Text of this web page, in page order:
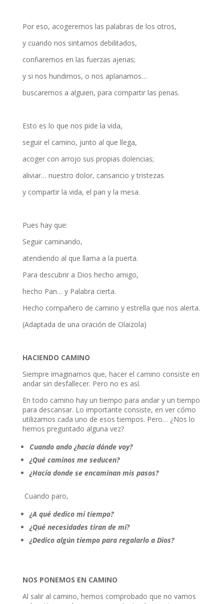
Por eso, acogeremos las palabras de los otros,
y cuando nos sintamos debilitados,
confiaremos en las fuerzas ajenas;
y si nos hundimos, o nos aplanamos…
buscaremos a alguien, para compartir las penas.
Esto es lo que nos pide la vida,
seguir el camino, junto al que llega,
acoger con arrojo sus propias dolencias;
aliviar… nuestro dolor, cansancio y tristezas
y compartir la vida, el pan y la mesa.
Pues hay que:
Seguir caminando,
atendiendo al que llama a la puerta.
Para descubrir a Dios hecho amigo,
hecho Pan… y Palabra cierta.
Hecho compañero de camino y estrella que nos alerta.
(Adaptada de una oración de Olaizola)
HACIENDO CAMINO
Siempre imaginamos que, hacer el camino consiste en
andar sin desfallecer. Pero no es así.
En todo camino hay un tiempo para andar y un tiempo
para descansar. Lo importante consiste, en ver cómo
utilizamos cada uno de esos tiempos. Pero… ¿Nos lo
hemos preguntado alguna vez?
Cuando ando ¿hacia dónde voy?
¿Qué caminos me seducen?
¿Hacía donde se encaminan mis pasos?
Cuando paro,
¿A qué dedico mi tiempo?
¿Qué necesidades tiran de mí?
¿Dedico algún tiempo para regalarlo a Dios?
NOS PONEMOS EN CAMINO
Al salir al camino, hemos comprobado que no vamos